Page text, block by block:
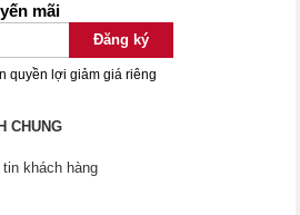
mãi
Đăng ký
quyền lợi giảm giá riêng
CHUNG
khách hàng